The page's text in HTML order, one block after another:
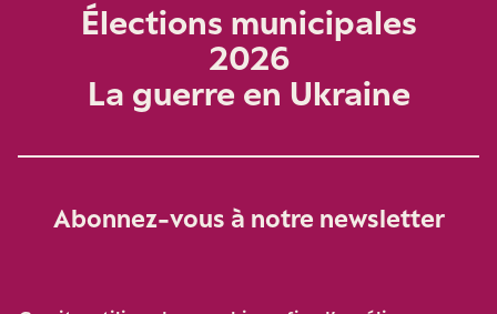
Élections municipales
2026
La guerre en Ukraine
Abonnez-vous à notre newsletter